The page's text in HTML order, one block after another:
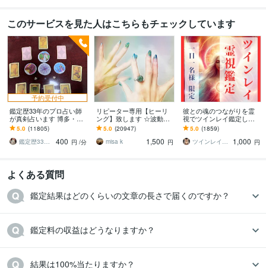
このサービスを見た人はこちらもチェックしています
予約受付中
鑑定歴33年のプロ占い師
が真剣占います 博多・廓
屋の純血統占い祈願師
雷鳥
5.0 (11805)
鑑定歴33年のプロ占い師 雷鳥
400 円 /分
リピーター専用【ヒーリ
ング】致します ☆波動を
上げ、流れを良くします
☆
5.0 (20947)
misa k
1,500 円
彼との魂のつながりを霊
視でツインレイ鑑定しま
す 気になる彼とつながる
ことができるのか鑑定し
ます
5.0 (1859)
ツインレイ縁結び専門鑑定士✢神結シオン✢
1,000 円
よくある質問
鑑定結果はどのくらいの文章の長さで届くのですか？
鑑定料の収益はどうなりますか？
結果は100%当たりますか？